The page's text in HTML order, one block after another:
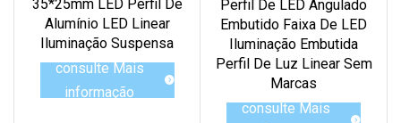
35*25mm LED Perfil De
Alumínio LED Linear
Iluminação Suspensa
consulte Mais
informação
Perfil De LED Angulado
Embutido Faixa De LED
Iluminação Embutida
Perfil De Luz Linear Sem
Marcas
consulte Mais